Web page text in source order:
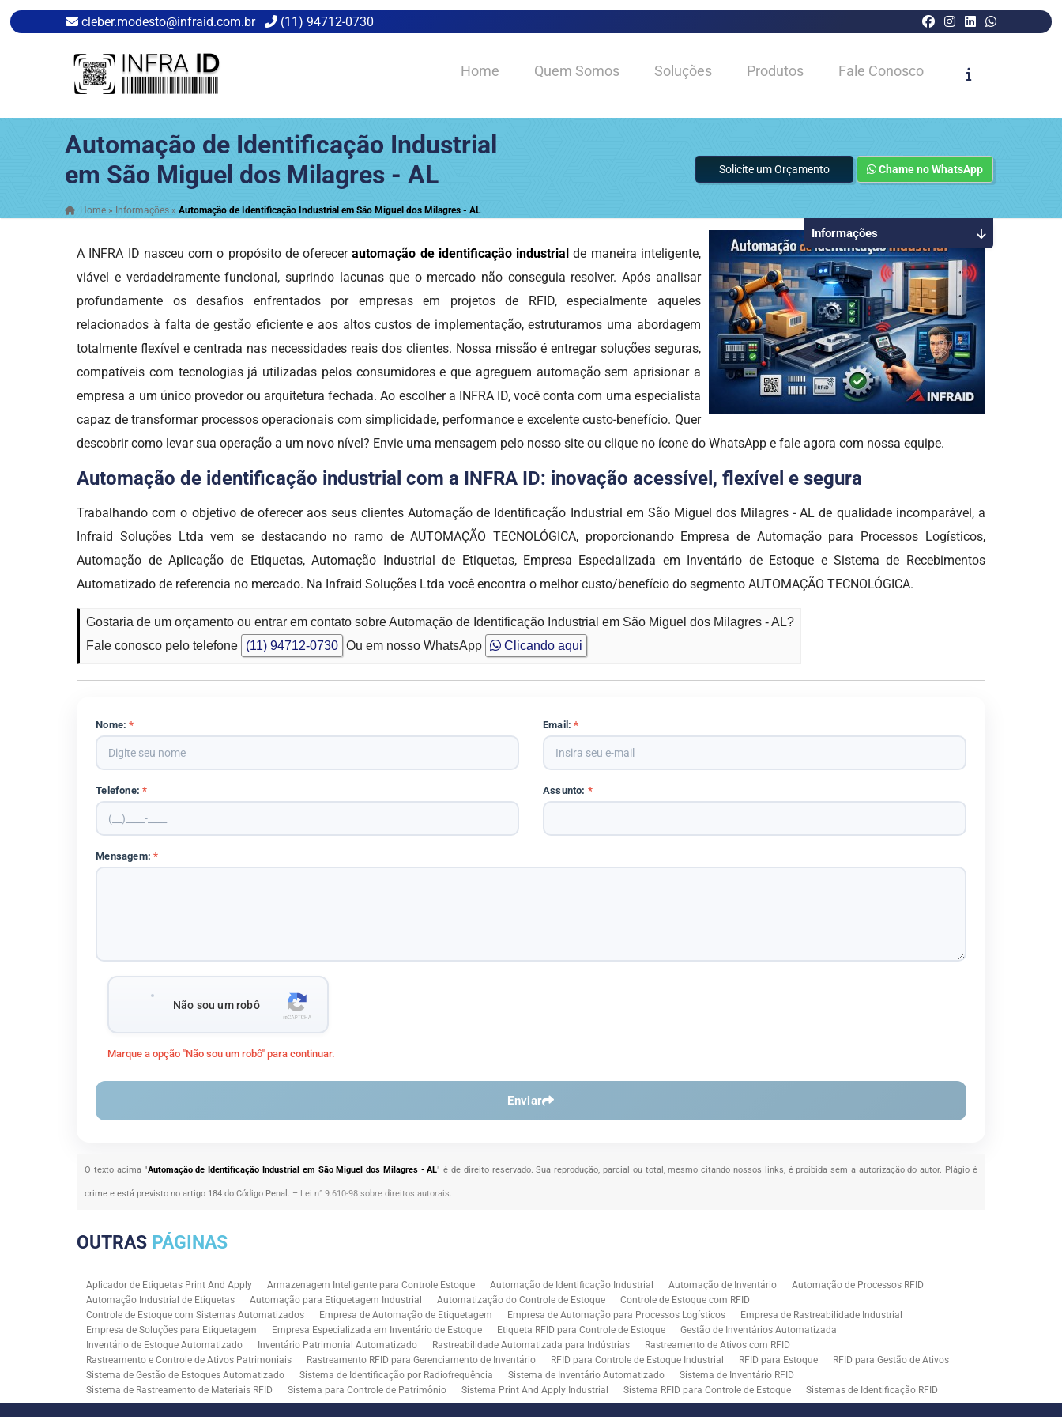
cleber.modesto@infraid.com.br (11) 94712-0730
Home Quem Somos Soluções Produtos Fale Conosco
Automação de Identificação Industrial
em São Miguel dos Milagres - AL
Home » Informações »Automação de Identificação Industrial em São Miguel dos Milagres - AL
Solicite um Orçamento Chame no WhatsApp
A INFRA ID nasceu com o propósito de oferecerautomação de identificação industrial de maneira inteligente,
viável e verdadeiramente funcional, suprindo lacunas que o mercado não conseguia resolver. Após analisar
profundamente os desafios enfrentados por empresas em projetos de RFID, especialmente aqueles
relacionados à falta de gestão eficiente e aos altos custos de implementação, estruturamos uma abordagem
totalmente flexível e centrada nas necessidades reais dos clientes. Nossa missão é entregar soluções seguras,
compatíveis com tecnologias já utilizadas pelos consumidores e que agreguem automação sem aprisionar a
empresa a um único provedor ou arquitetura fechada. Ao escolher a INFRA ID, você conta com uma especialista
capaz de transformar processos operacionais com simplicidade, performance e excelente custo-benefício. Quer
descobrir como levar sua operação a um novo nível? Envie uma mensagem pelo nosso site ou clique no ícone do WhatsApp e fale agora com nossa equipe.
Automação de identificação industrial com a INFRA ID: inovação acessível, flexível e segura
Trabalhando com o objetivo de oferecer aos seus clientes Automação de Identificação Industrial em São Miguel dos Milagres - AL de qualidade incomparável, a
Infraid Soluções Ltda vem se destacando no ramo de AUTOMAÇÃO TECNOLÓGICA, proporcionando Empresa de Automação para Processos Logísticos,
Automação de Aplicação de Etiquetas, Automação Industrial de Etiquetas, Empresa Especializada em Inventário de Estoque e Sistema de Recebimentos
Automatizado de referencia no mercado. Na Infraid Soluções Ltda você encontra o melhor custo/benefício do segmento AUTOMAÇÃO TECNOLÓGICA.
Gostaria de um orçamento ou entrar em contato sobre Automação de Identificação Industrial em São Miguel dos Milagres - AL?
Fale conosco pelo telefone
(11) 94712-0730 Ou em nosso WhatsApp Clicando aqui
Nome:* Email:*
Telefone:* Assunto: *
Mensagem:*
Não sou um robô
Marque a opção "Não sou um robô" para continuar.
Enviar
O texto acima "Automação de Identificação Industrial em São Miguel dos Milagres - AL" é de direito reservado. Sua reprodução, parcial ou total, mesmo citando nossos links, é proibida sem a autorização do autor. Plágio é
crime e está previsto no artigo 184 do Código Penal. – Lei n° 9.610-98 sobre direitos autorais.
Informações
OUTRAS PÁGINAS
Aplicador de Etiquetas Print And Apply Armazenagem Inteligente para Controle Estoque Automação de Identificação Industrial Automação de Inventário
Automação de Processos RFID
Automação Industrial de Etiquetas
Automação para Etiquetagem Industrial Automatização do Controle de Estoque
Controle de Estoque com RFID
Controle de Estoque com Sistemas Automatizados
Empresa de Automação de Etiquetagem Empresa de Automação para Processos Logísticos
Empresa de Rastreabilidade Industrial
Empresa de Soluções para Etiquetagem
Empresa Especializada em Inventário de Estoque Etiqueta RFID para Controle de Estoque
Gestão de Inventários Automatizada
Inventário de Estoque Automatizado
Inventário Patrimonial Automatizado Rastreabilidade Automatizada para Indústrias
Rastreamento de Ativos com RFID
Rastreamento e Controle de Ativos Patrimoniais
Rastreamento RFID para Gerenciamento de Inventário RFID para Controle de Estoque Industrial RFID para Estoque
RFID para Gestão de Ativos
Sistema de Gestão de Estoques Automatizado
Sistema de Identificação por Radiofrequência Sistema de Inventário Automatizado
Sistema de Inventário RFID
Sistema de Rastreamento de Materiais RFID
Sistema para Controle de Patrimônio Sistema Print And Apply Industrial Sistema RFID para Controle de Estoque
Sistemas de Identificação RFID
Solução RFID para Controle Patrimonial Industrial
Solução RFID para Indústria Soluções de Impressão e Aplicação de Etiquetas
Soluções em Rastreamento RFID